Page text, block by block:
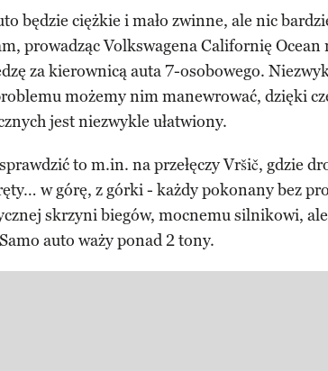
będzie ciężkie i mało zwinne, ale nic
prowadząc Volkswagena Californię Ocean
za kierownicą auta 7-osobowego.
możemy nim manewrować, dzięki
jest niezwykle ułatwiony.
to m.in. na przełęczy Vršič, gdzie
w górę, z górki - każdy pokonany bez
skrzyni biegów, mocnemu silnikowi,
auto waży ponad 2 tony.